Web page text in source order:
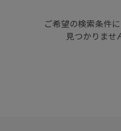
ご希望の検索条件
見つかりませ